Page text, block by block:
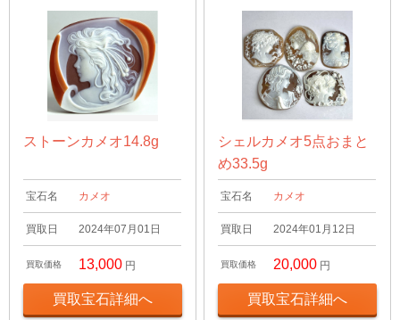
ストーンカメオ14.8g
宝石名 カメオ
買取日 2024年07月01日
買取価格 13,000 円
買取宝石詳細へ
シェルカメオ5点おまと
め33.5g
宝石名 カメオ
買取日 2024年01月12日
買取価格 20,000 円
買取宝石詳細へ